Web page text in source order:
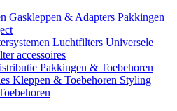
Gaskleppen & Adapters Pakkingen
Luchtfilters Universele
accessoires
Pakkingen & Toebehoren
Kleppen & Toebehoren Styling